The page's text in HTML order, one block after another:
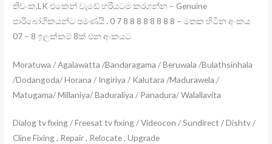
තිවංක.LK එකෙන් වැඩේ හරියටම කරගන්න – Genuine
පාරිබෝගිකයන්ට පමණයි . 0 7 8 8 8 8 8 8 8 8 – මතක හිටින අංකය
07 – 8 ඉලක්කම් 8ක් එන අංකයට
Moratuwa / Agalawatta /Bandaragama / Beruwala /Bulathsinhala
/Dodangoda/ Horana / Ingiriya / Kalutara /Madurawela /
Matugama/ Millaniya/ Baduraliya / Panadura/ Walallavita
Dialog tv fixing / Freesat tv fixing / Videocon / Sundirect / Dishtv /
Cline Fixing , Repair , Relocate , Upgrade